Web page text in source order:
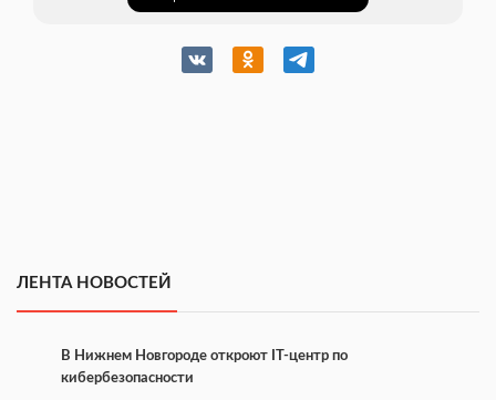
ЛЕНТА НОВОСТЕЙ
В Нижнем Новгороде откроют IT-центр по
кибербезопасности